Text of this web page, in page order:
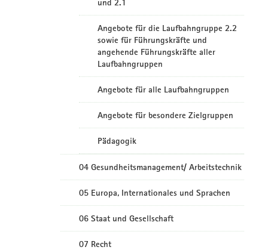
und 2.1
Angebote für die Laufbahngruppe 2.2
sowie für Führungskräfte und
angehende Führungskräfte aller
Laufbahngruppen
Angebote für alle Laufbahngruppen
Angebote für besondere Zielgruppen
Pädagogik
04 Gesundheitsmanagement/ Arbeitstechnik
05 Europa, Internationales und Sprachen
06 Staat und Gesellschaft
07 Recht